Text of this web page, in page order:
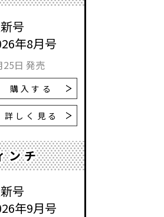
号
年8月号
25日 発売
購入する
詳しく見る
ンチ
号
年9月号